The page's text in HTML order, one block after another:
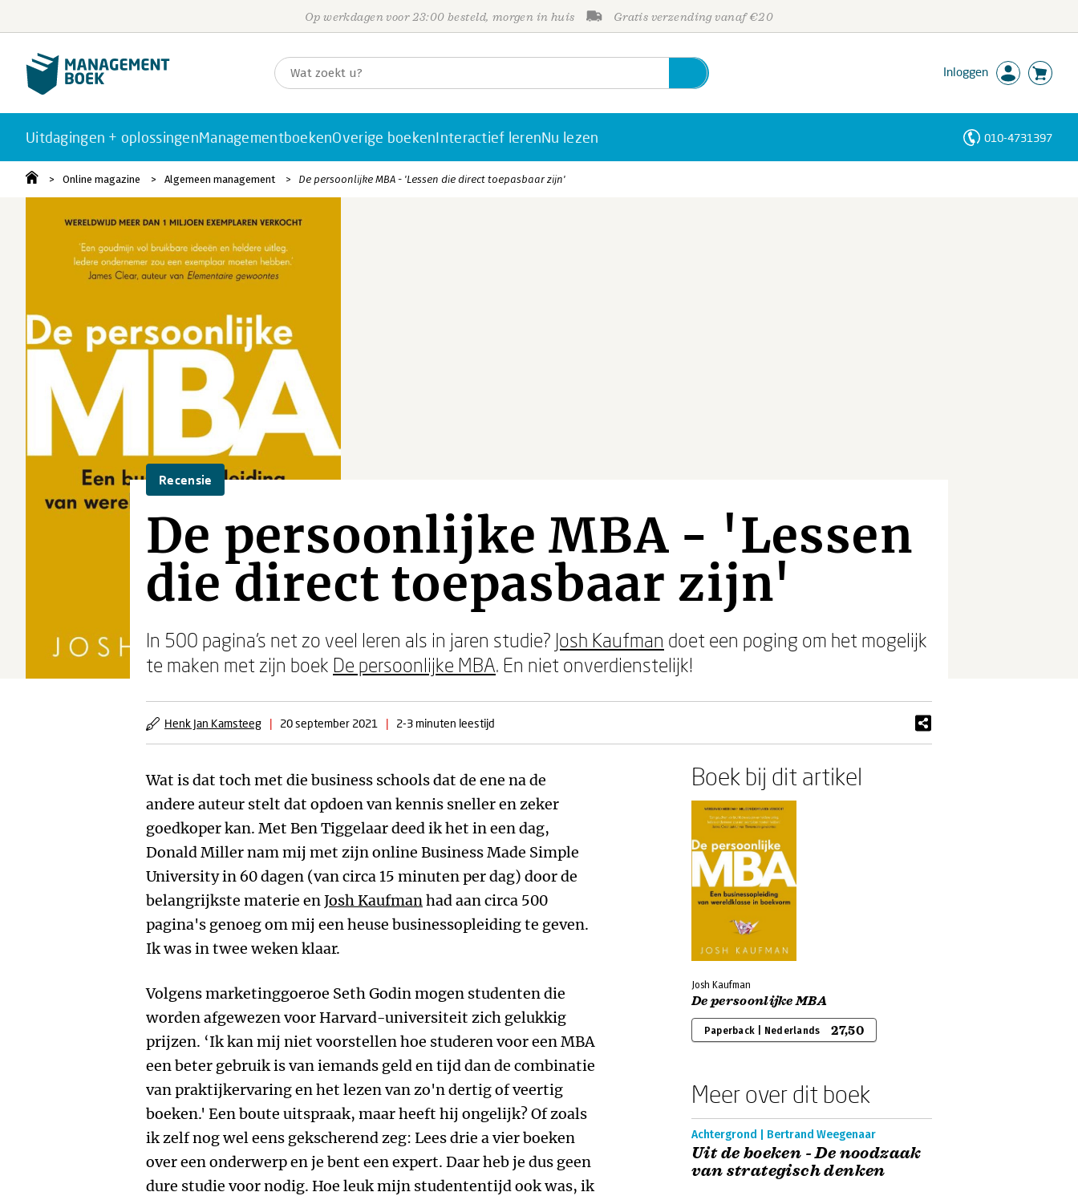
Op werkdagen voor 23:00 besteld, morgen in huis Gratis verzending vanaf €20
Inloggen
Uitdagingen + oplossingenManagementboekenOverige boekenInteractief lerenNu lezen 010-4731397
Online magazine Algemeen management De persoonlijke MBA - 'Lessen die direct toepasbaar zijn'
Recensie
De persoonlijke MBA - 'Lessen
die direct toepasbaar zijn'
In 500 pagina's net zo veel leren als in jaren studie? Josh Kaufman doet een poging om het mogelijk
te maken met zijn boek De persoonlijke MBA. En niet onverdienstelijk!
Henk Jan Kamsteeg | 20 september 2021 | 2-3 minuten leestijd
Wat is dat toch met die business schools dat de ene na de
andere auteur stelt dat opdoen van kennis sneller en zeker
goedkoper kan. Met Ben Tiggelaar deed ik het in een dag,
Donald Miller nam mij met zijn online Business Made Simple
University in 60 dagen (van circa 15 minuten per dag) door de
belangrijkste materie enJosh Kaufmanhad aan circa 500
pagina's genoeg om mij een heuse businessopleiding te geven.
Ik was in twee weken klaar.
Volgens marketinggoeroe Seth Godin mogen studenten die
worden afgewezen voor Harvard-universiteit zich gelukkig
prijzen. ‘Ik kan mij niet voorstellen hoe studeren voor een MBA
een beter gebruik is van iemands geld en tijd dan de combinatie
van praktijkervaring en het lezen van zo'n dertig of veertig
boeken.' Een boute uitspraak, maar heeft hij ongelijk? Of zoals
ik zelf nog wel eens gekscherend zeg: Lees drie a vier boeken
over een onderwerp en je bent een expert. Daar heb je dus geen
dure studie voor nodig. Hoe leuk mijn studententijd ook was, ik
Boek bij dit artikel
Josh Kaufman
De persoonlijke MBA
Paperback | Nederlands 27,50
Meer over dit boek
Achtergrond | Bertrand Weegenaar
Uit de boeken - De noodzaak
van strategisch denken
Personen